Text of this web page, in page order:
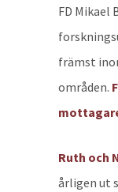
FD Mikael
främst
områden.
Ruth och
årligen ut